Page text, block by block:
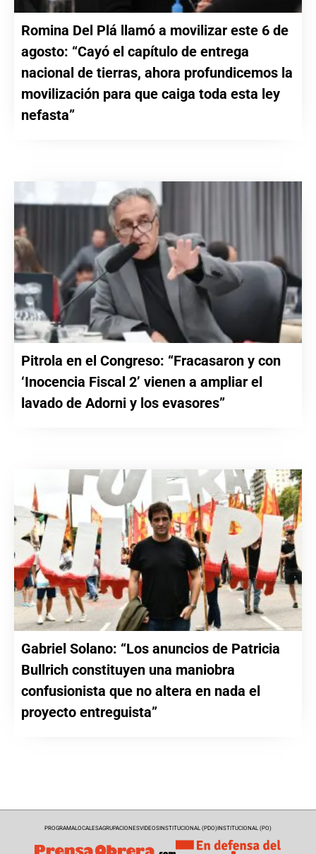
Romina Del Plá llamó a movilizar este 6 de
agosto: “Cayó el capítulo de entrega
nacional de tierras, ahora profundicemos la
movilización para que caiga toda esta ley
nefasta”
Pitrola en el Congreso: “Fracasaron y con
‘Inocencia Fiscal 2’ vienen a ampliar el
lavado de Adorni y los evasores”
Gabriel Solano: “Los anuncios de Patricia
Bullrich constituyen una maniobra
confusionista que no altera en nada el
proyecto entreguista”
PROGRAMALOCALESAGRUPACIONESVIDEOSINSTITUCIONAL (PDO)INSTITUCIONAL (PO)